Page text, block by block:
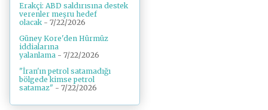
Erakçi: ABD saldırısına destek
verenler meşru hedef
olacak - 7/22/2026
Güney Kore'den Hürmüz
iddialarına
yalanlama - 7/22/2026
"İran'ın petrol satamadığı
bölgede kimse petrol
satamaz" - 7/22/2026